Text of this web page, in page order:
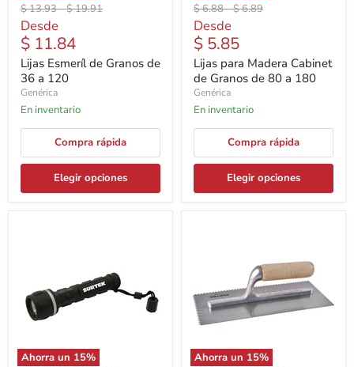
Precio
original
$ 13.93-Precio
$ 19.91
Desde
$ 11.84
Lijas Esmeríl de Granos de
36 a 120
Genérica
En inventario
Compra rápida
Elegir opciones
Precio
original
$ 6.88-Precio
$ 6.89
Desde
$ 5.85
Lijas para Madera Cabinet
de Granos de 80 a 180
Genérica
En inventario
Compra rápida
Elegir opciones
Ahorra un 15%
Ahorra un 15%